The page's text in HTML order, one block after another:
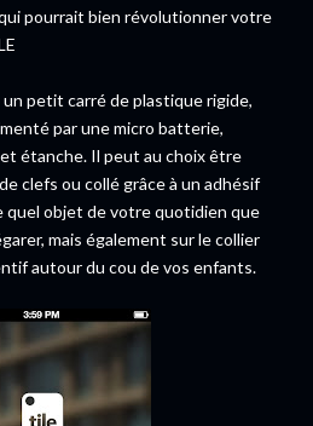
pourrait bien révolutionner votre
petit carré de plastique rigide,
par une micro batterie,
étanche. Il peut au choix être
clefs ou collé grâce à un adhésif
quel objet de votre quotidien que
mais également sur le collier
autour du cou de vos enfants.